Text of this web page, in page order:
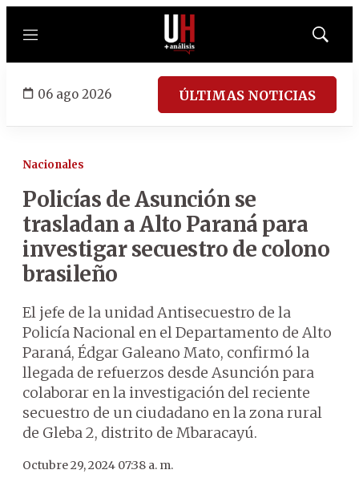
Menú
Mostrar
06 ago 2026 ÚLTIMAS NOTICIAS
Nacionales
Policías de Asunción se
trasladan a Alto Paraná para
investigar secuestro de colono
brasileño
El jefe de la unidad Antisecuestro de la
Policía Nacional en el Departamento de Alto
Paraná, Édgar Galeano Mato, confirmó la
llegada de refuerzos desde Asunción para
colaborar en la investigación del reciente
secuestro de un ciudadano en la zona rural
de Gleba 2, distrito de Mbaracayú.
Octubre 29, 2024 07:38 a. m.